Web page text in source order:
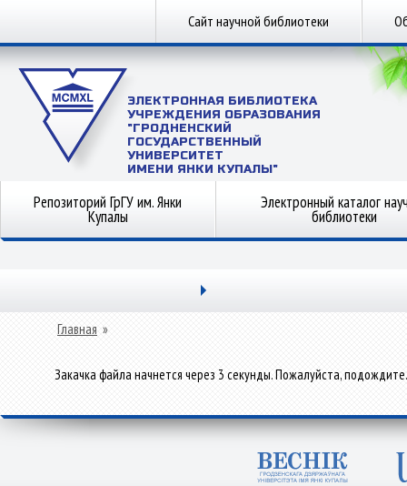
Сайт научной библиотеки
ЭЛЕКТРОННАЯ БИБЛИОТЕКА
УЧРЕЖДЕНИЯ ОБРАЗОВАНИЯ
"ГРОДНЕНСКИЙ
ГОСУДАРСТВЕННЫЙ
УНИВЕРСИТЕТ
ИМЕНИ ЯНКИ КУПАЛЫ"
Репозиторий ГрГУ им. Янки
Купалы
Электронный каталог
библиотеки
Главная »
Закачка файла начнется через 3 секунды. Пожалуйста, подождите.